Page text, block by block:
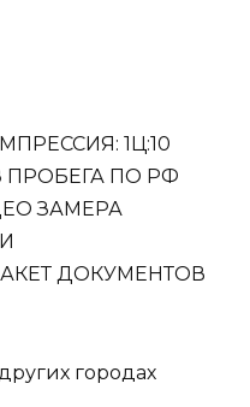
1Ц:10
ПРОБЕГА ПО РФ
ЗАМЕРА
ДОКУМЕНТОВ
городах